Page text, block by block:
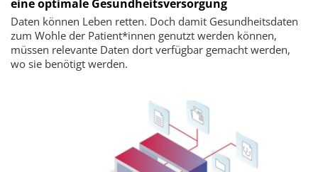
eine optimale Gesundheitsversorgung
Daten können Leben retten. Doch damit Gesundheitsdaten
zum Wohle der Patient*innen genutzt werden können,
müssen relevante Daten dort verfügbar gemacht werden,
wo sie benötigt werden.